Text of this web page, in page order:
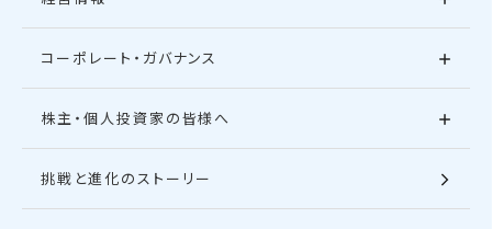
コーポレート・ガバナンス
株主・個人投資家の皆様へ
挑戦と進化のストーリー